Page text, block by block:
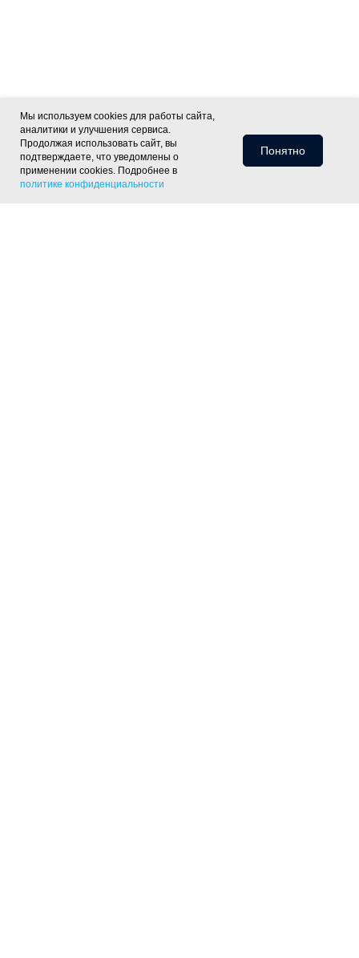
Мы используем cookies для работы сайта,
аналитики и улучшения сервиса.
Продолжая использовать сайт, вы
подтверждаете, что уведомлены о
применении cookies. Подробнее в
политике конфиденциальности
Понятно